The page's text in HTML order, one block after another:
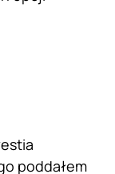
poddałem